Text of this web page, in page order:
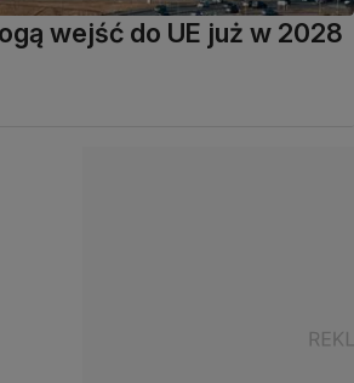
wejść do UE już w 2028